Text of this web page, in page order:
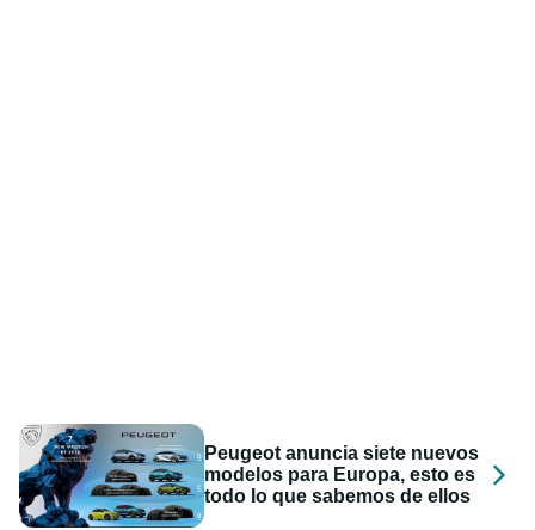
Peugeot anuncia siete nuevos
modelos para Europa, esto es
todo lo que sabemos de ellos